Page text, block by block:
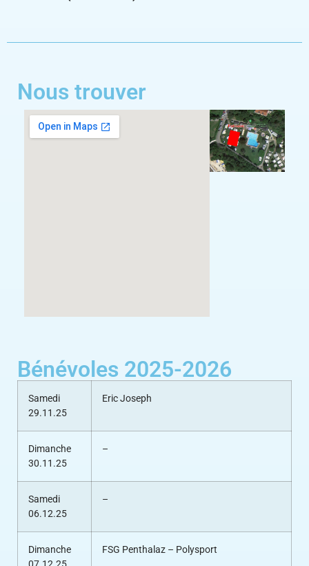
Nous trouver
Bénévoles 2025-2026
Samedi
29.11.25
Eric Joseph
Dimanche
30.11.25
–
Samedi
06.12.25
–
Dimanche
FSG Penthalaz – Polysport